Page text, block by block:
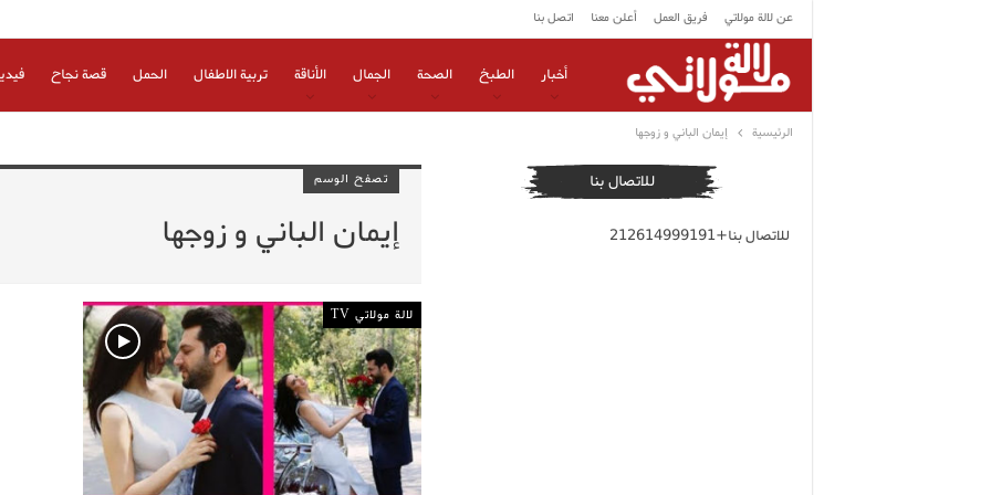
عن لالة مولاتي فريق العمل أعلن معنا اتصل بنا
أخبار الطبخ الصحة الجمال الأناقة تربية الاطفال الحمل قصة نجاح
الرئيسية إيمان الباني و زوجها
تصفح الوسم
إيمان الباني و زوجها
لالة مولاتي TV
للاتصال بنا
للاتصال بنا+212614999191